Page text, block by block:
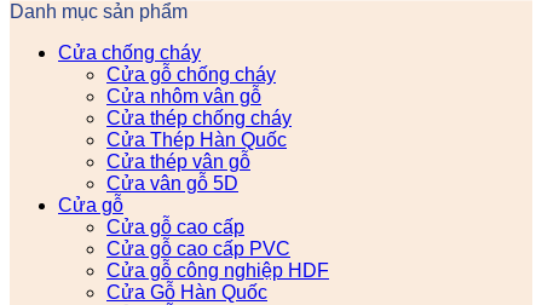
Danh mục sản phẩm
Cửa chống cháy
Cửa gỗ chống cháy
Cửa nhôm vân gỗ
Cửa thép chống cháy
Cửa Thép Hàn Quốc
Cửa thép vân gỗ
Cửa vân gỗ 5D
Cửa gỗ
Cửa gỗ cao cấp
Cửa gỗ cao cấp PVC
Cửa gỗ công nghiệp HDF
Cửa Gỗ Hàn Quốc